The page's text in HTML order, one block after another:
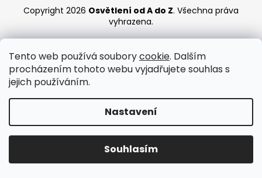
Tento web používá souborycookie. Dalším
procházením tohoto webu vyjadřujete souhlas s
jejich používáním.
Nastavení
Souhlasím
HLEDAT
Copyright 2026 Osvětlení od A do Z. Všechna práva
vyhrazena.